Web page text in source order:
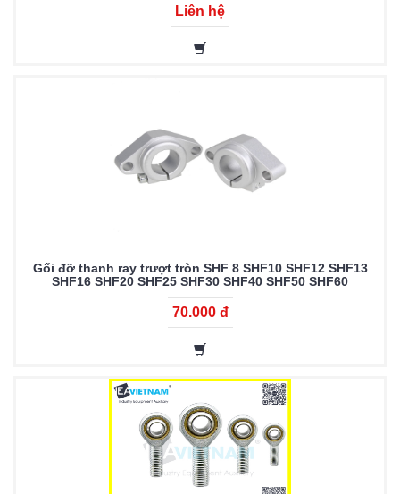
Liên hệ
Gối đỡ thanh ray trượt tròn SHF 8 SHF10 SHF12 SHF13
SHF16 SHF20 SHF25 SHF30 SHF40 SHF50 SHF60
70.000 đ